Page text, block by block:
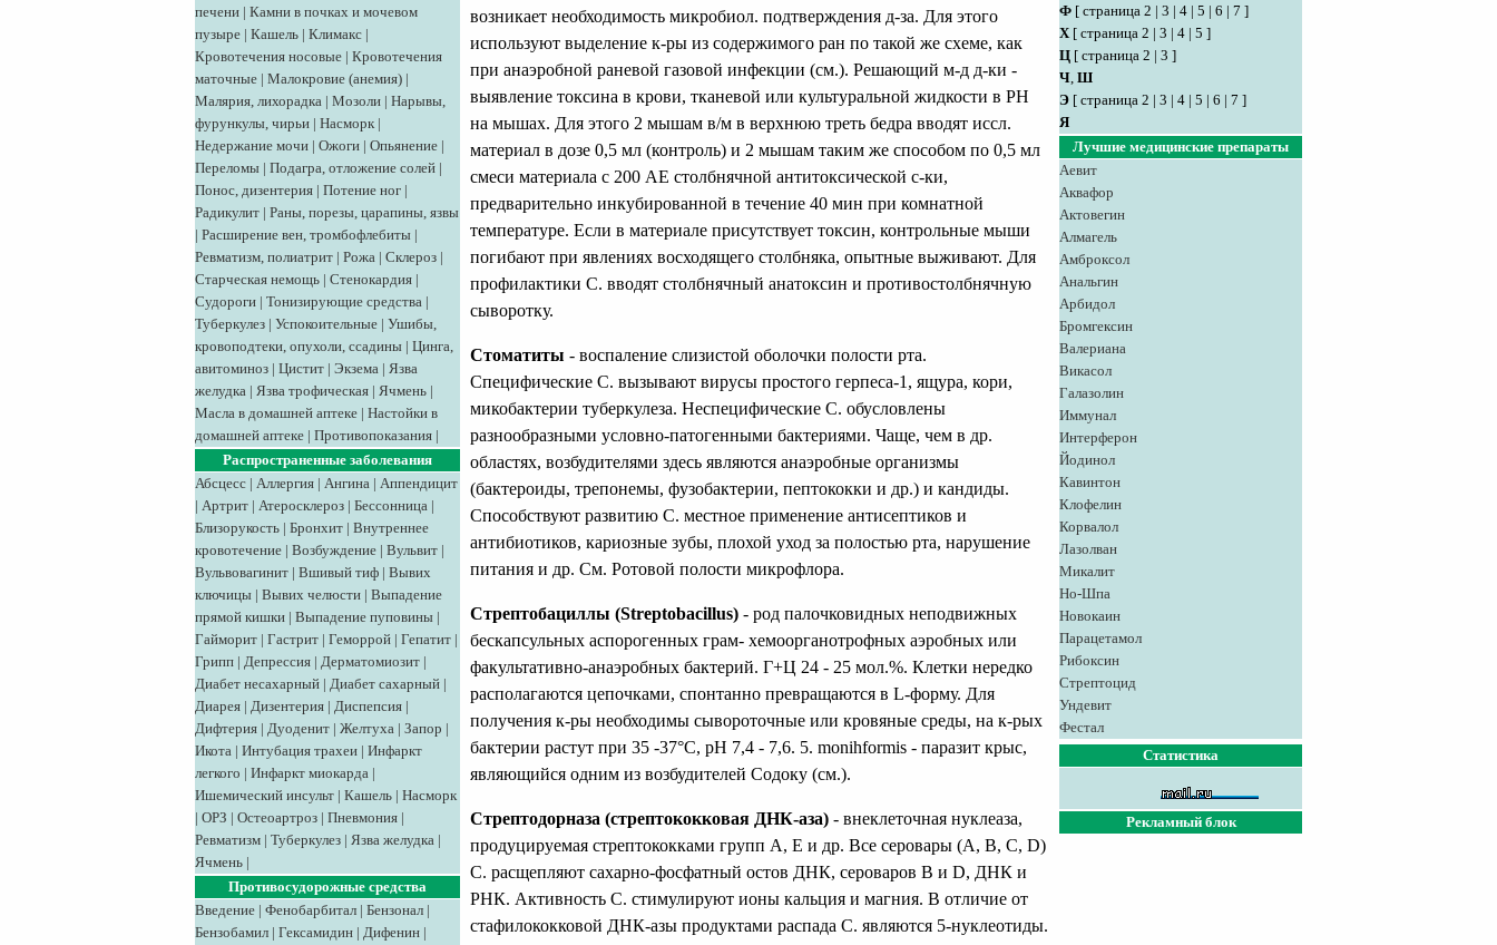
печени | Камни в почках и мочевом
пузыре | Кашель | Климакс |
Кровотечения носовые | Кровотечения
маточные | Малокровие (анемия) |
Малярия, лихорадка | Мозоли | Нарывы,
фурункулы, чирьи | Насморк |
Недержание мочи | Ожоги | Опьянение |
Переломы | Подагра, отложение солей |
Понос, дизентерия | Потение ног |
Радикулит | Раны, порезы, царапины, язвы
| Расширение вен, тромбофлебиты |
Ревматизм, полиатрит | Рожа | Склероз |
Старческая немощь | Стенокардия |
Судороги | Тонизирующие средства |
Туберкулез | Успокоительные | Ушибы,
кровоподтеки, опухоли, ссадины | Цинга,
авитоминоз | Цистит | Экзема | Язва
желудка | Язва трофическая | Ячмень |
Масла в домашней аптеке | Настойки в
домашней аптеке | Противопоказания |
Распространенные заболевания
Абсцесс | Аллергия | Ангина | Аппендицит
| Артрит | Атеросклероз | Бессонница |
Близорукость | Бронхит | Внутреннее
кровотечение | Возбуждение | Вульвит |
Вульвовагинит | Вшивый тиф | Вывих
ключицы | Вывих челюсти | Выпадение
прямой кишки | Выпадение пуповины |
Гайморит | Гастрит | Геморрой | Гепатит |
Грипп | Депрессия | Дерматомиозит |
Диабет несахарный | Диабет сахарный |
Диарея | Дизентерия | Диспепсия |
Дифтерия | Дуоденит | Желтуха | Запор |
Икота | Интубация трахеи | Инфаркт
легкого | Инфаркт миокарда |
Ишемический инсульт | Кашель | Насморк
| ОРЗ | Остеоартроз | Пневмония |
Ревматизм | Туберкулез | Язва желудка |
Ячмень |
Противосудорожные средства
Введение | Фенобарбитал | Бензонал |
Бензобамил | Гексамидин | Дифенин |
возникает необходимость микробиол. подтверждения д-за. Для этого
используют выделение к-ры из содержимого ран по такой же схеме, как
при анаэробной раневой газовой инфекции (см.). Решающий м-д д-ки -
выявление токсина в крови, тканевой или культуральной жидкости в РН
на мышах. Для этого 2 мышам в/м в верхнюю треть бедра вводят иссл.
материал в дозе 0,5 мл (контроль) и 2 мышам таким же способом по 0,5 мл
смеси материала с 200 АЕ столбнячной антитоксической с-ки,
предварительно инкубированной в течение 40 мин при комнатной
температуре. Если в материале присутствует токсин, контрольные мыши
погибают при явлениях восходящего столбняка, опытные выживают. Для
профилактики С. вводят столбнячный анатоксин и противостолбнячную
сыворотку.
Стоматиты - воспаление слизистой оболочки полости рта.
Специфические С. вызывают вирусы простого герпеса-1, ящура, кори,
микобактерии туберкулеза. Неспецифические С. обусловлены
разнообразными условно-патогенными бактериями. Чаще, чем в др.
областях, возбудителями здесь являются анаэробные организмы
(бактероиды, трепонемы, фузобактерии, пептококки и др.) и кандиды.
Способствуют развитию С. местное применение антисептиков и
антибиотиков, кариозные зубы, плохой уход за полостью рта, нарушение
питания и др. См. Ротовой полости микрофлора.
Стрептобациллы (Streptobacillus) - род палочковидных неподвижных
бескапсульных аспорогенных грам- хемоорганотрофных аэробных или
факультативно-анаэробных бактерий. Г+Ц 24 - 25 мол.%. Клетки нередко
располагаются цепочками, спонтанно превращаются в L-форму. Для
получения к-ры необходимы сывороточные или кровяные среды, на к-рых
бактерии растут при 35 -37°С, рН 7,4 - 7,6. 5. monihformis - паразит крыс,
являющийся одним из возбудителей Содоку (см.).
Стрептодорназа (стрептококковая ДНК-аза) - внеклеточная нуклеаза,
продуцируемая стрептококками групп А, Е и др. Все серовары (А, В, С, D)
С. расщепляют сахарно-фосфатный остов ДНК, сероваров В и D, ДНК и
РНК. Активность С. стимулируют ионы кальция и магния. В отличие от
стафилококковой ДНК-азы продуктами распада С. являются 5-нуклеотиды.
Ф [ страница 2 | 3 | 4 | 5 | 6 | 7 ]
Х[ страница 2 | 3 | 4 | 5 ]
Ц [ страница 2 | 3 ]
Ч, Ш
Э [ страница 2 | 3 | 4 | 5 | 6 | 7 ]
Я
Лучшие медицинские препараты
Аевит
Аквафор
Актовегин
Алмагель
Амброксол
Анальгин
Арбидол
Бромгексин
Валериана
Викасол
Галазолин
Иммунал
Интерферон
Йодинол
Кавинтон
Клофелин
Корвалол
Лазолван
Микалит
Но-Шпа
Новокаин
Парацетамол
Рибоксин
Стрептоцид
Ундевит
Фестал
Статистика
Рекламный блок